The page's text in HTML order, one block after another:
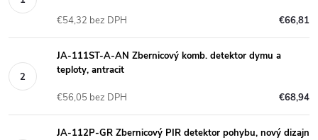
€66,81
€54,32 bez DPH
JA-111ST-A-AN Zbernicový komb. detektor dymu a
teploty, antracit
€68,94
€56,05 bez DPH
JA-112P-GR Zbernicový PIR detektor pohybu, nový dizajn